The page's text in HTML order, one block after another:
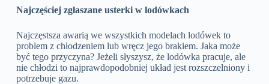
Najczęściej zgłaszane usterki w lodówkach
Najczęstsza awarią we wszystkich modelach lodówek to
problem z chłodzeniem lub wręcz jego brakiem. Jaka może
być tego przyczyna? Jeżeli słyszysz, że lodówka pracuje, ale
nie chłodzi to najprawdopodobniej układ jest rozszczelniony i
potrzebuje gazu.